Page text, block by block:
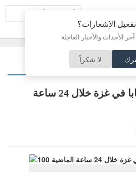
الإشعارات؟
الأحداث والأخبار العاجلة
لا شكراً
100 شهيدا و175 مصابا في غزة خلال 24 ساعة